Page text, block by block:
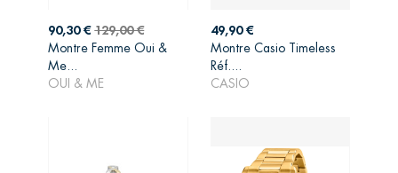
Prix
90,30 €Prix
de
129,00 €
Montre Femme Oui &
Me...
OUI & ME
AJOUTER AU
Prix
49,90 €
Montre Casio Timeless
Réf....
CASIO
AJOUTER AU